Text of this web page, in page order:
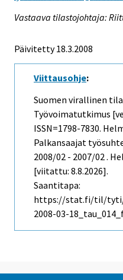
Vastaava tilastojohtaja:
Päivitetty 18.3.2008
Viittausohje:
Suomen virallinen
Työvoimatutkimus
ISSN=1798-7830.
Palkansaajat
2008/02 - 2007/02 .
[viitattu: 8.8.2026].
Saantitapa:
https://stat.fi/til/tyti/
2008-03-